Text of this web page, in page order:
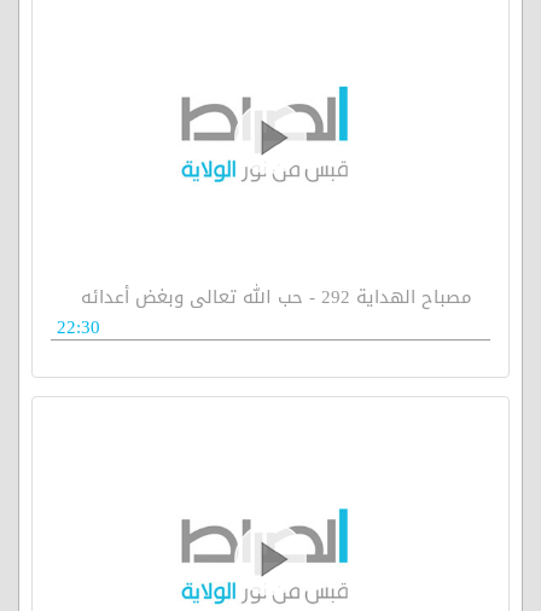
مصباح الهداية 292 - حب الله تعالى وبغض أعدائه
22:30